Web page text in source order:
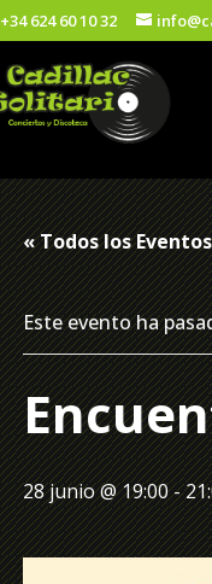
+34 624 60 10 32
« Todos los Eventos
Este evento ha
28 junio @ 19:00-